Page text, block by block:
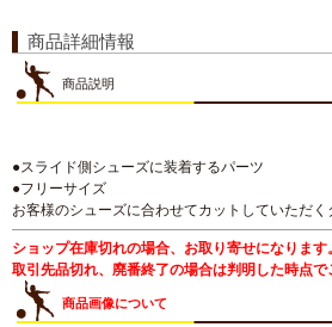
商品詳細情報
商品説明
●スライド側シューズに装着するパーツ
●フリーサイズ
お客様のシューズに合わせてカットしていただく
ショップ在庫切れの場合、お取り寄せになります。
取引先品切れ、廃番終了の場合は判明した時点で
商品画像について